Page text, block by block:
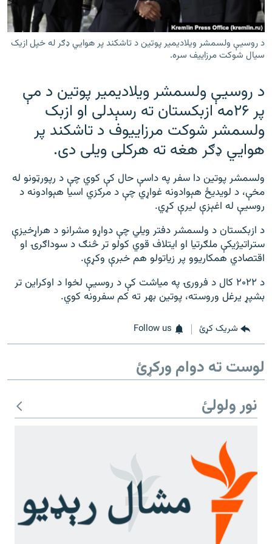
۱۴ ساعته راډیويي خپرونې
Gandhara
د ازادې اروپا راډیو ټولې ووبپاڼې
د روسیې ولسمشر ويلاديمير پوتین د تاشکند پر هوايي‌ ډګر له خپل ازیک
سیال شوکت مرزاییف سره.
د روسیې ولسمشر ويلاديمير پوتين د مې
پر ۲۶مه ازبکستان ته رسېدلی او ازبک
ولسمشر شوکت مرزاييوف د تاشکند پر
هوايي ډګر هغه ته هرکلی ویلی دی.
ولسمشر پوتين دا سفر په داسې حال کې کوي چې د رپورټونو له
مخې، د لویدیځ هېوادونه غواړي چې د مرکزي اسيا هېوادونه د
روسیې له اغېزې ليرې کړي.
د ازبکستان د ولسمشر دفتر ويلي چې دواړو مشرانو د هراړخیزې
ستراتيژيکې ملګرتيا او ايتلاف قوي کولو تر څنګ د سوداګرۍ او
اقتصادي همکاريوو پر زیاتولو هم خبرې وکړې.
د ۲۰۲۲ کال د فرورۍ په مياشت کې د روسیې لخوا د اوکراين تر
بشپړ یرغل وروسته، پوتين بهر ته کم سفرونه کوي.
شریک کړئ Follow us
لوست ته دوام ورکړئ
نور ولولئ